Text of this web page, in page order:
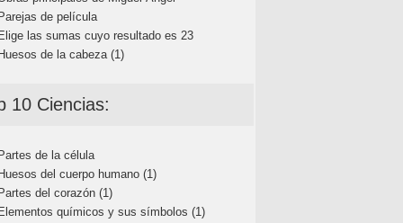
de película
las sumas cuyo resultado es 23
de la cabeza (1)
10 Ciencias:
de la célula
del cuerpo humano (1)
del corazón (1)
químicos y sus símbolos (1)